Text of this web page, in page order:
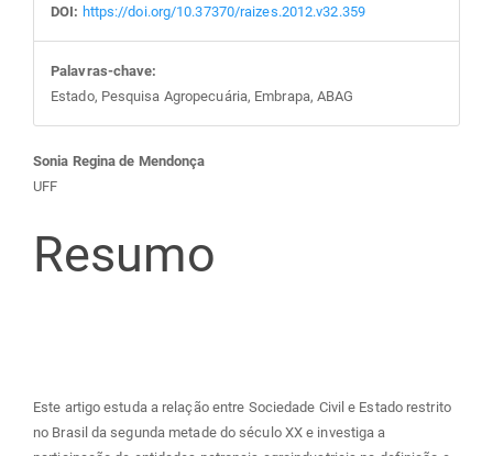
DOI: https://doi.org/10.37370/raizes.2012.v32.359
Palavras-chave:
Estado, Pesquisa Agropecuária, Embrapa, ABAG
Conteúdo
do
artigo
Sonia Regina de Mendonça
UFF
Resumo
Este artigo estuda a relação entre Sociedade Civil e Estado restrito
no Brasil da segunda metade do século XX e investiga a